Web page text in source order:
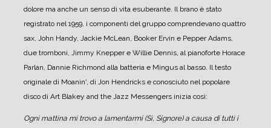
dolore ma anche un senso di vita esuberante. Il brano è stato
registrato nel 1959, i componenti del gruppo comprendevano quattro
sax, John Handy, Jackie McLean, Booker Ervin e Pepper Adams,
due tromboni, Jimmy Knepper e Willie Dennis, al pianoforte Horace
Parlan, Dannie Richmond alla batteria e Mingus al basso. Il testo
originale di Moanin', di Jon Hendricks e conosciuto nel popolare
disco di Art Blakey and the Jazz Messengers inizia così:
Ogni mattina mi trovo a lamentarmi (Sì, Signore) a causa di tutti i